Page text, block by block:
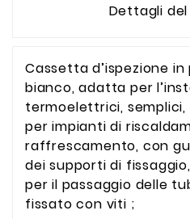
Dettagli
Cassetta d’ispezione
bianco, adatta per
termoelettrici,
per impianti di
raffrescamento, con
dei supporti di
per il passaggio delle
fissato con viti ;